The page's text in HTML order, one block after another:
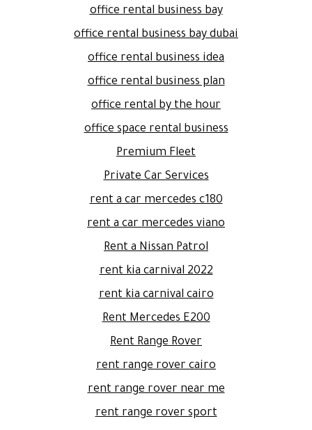
office rental business bay
office rental business bay dubai
office rental business idea
office rental business plan
office rental by the hour
office space rental business
Premium Fleet
Private Car Services
rent a car mercedes c180
rent a car mercedes viano
Rent a Nissan Patrol
rent kia carnival 2022
rent kia carnival cairo
Rent Mercedes E200
Rent Range Rover
rent range rover cairo
rent range rover near me
rent range rover sport